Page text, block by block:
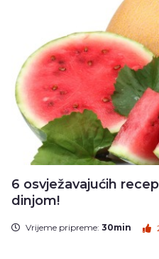
6 osvježavajućih
dinjom!
Vrijeme pripreme: 30min